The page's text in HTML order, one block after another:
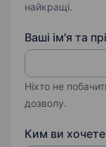
найкращі.
Ваші ім'я та
Ніхто не
дозволу.
Ким ви